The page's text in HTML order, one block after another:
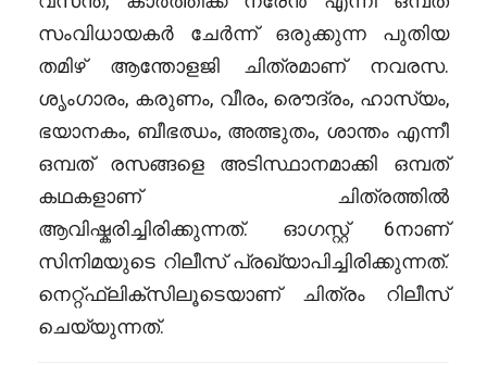
സംവിധായകർ ചേർന്ന് ഒരുക്കുന്ന പുതിയ
തമിഴ് ആന്തോളജി ചിത്രമാണ് നവരസ.
ശൃംഗാരം, കരുണം, വീരം, രൌദ്രം, ഹാസ്യം,
ഭയാനകം, ബീഭഝം, അത്ഭുതം, ശാന്തം എന്നീ
ഒമ്പത് രസങ്ങളെ അടിസ്ഥാനമാക്കി ഒമ്പത്
കഥകളാണ് ചിത്രത്തിൽ
ആവിഷ്കരിച്ചിരിക്കുന്നത്. ഓഗസ്റ്റ് 6നാണ്
സിനിമയുടെ റിലീസ് പ്രഖ്യാപിച്ചിരിക്കുന്നത്.
നെറ്റ്ഫ്ലിക്സിലൂടെയാണ് ചിത്രം റിലീസ്
ചെയ്യുന്നത്.